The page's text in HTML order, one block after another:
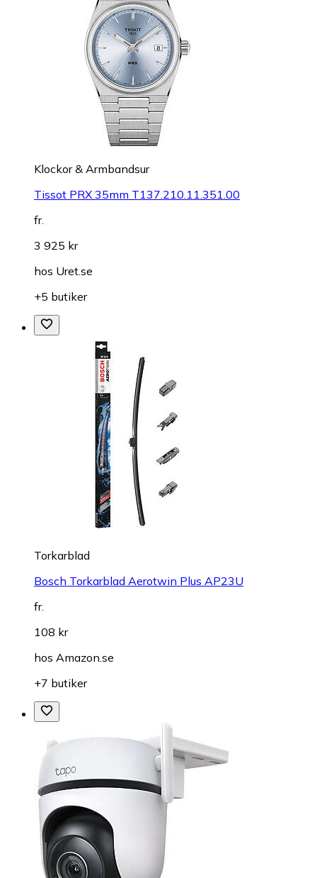
Klockor & Armbandsur
Tissot PRX 35mm T137.210.11.351.00
fr.
3 925 kr
hos Uret.se
+5 butiker
Torkarblad
Bosch Torkarblad Aerotwin Plus AP23U
fr.
108 kr
hos Amazon.se
+7 butiker